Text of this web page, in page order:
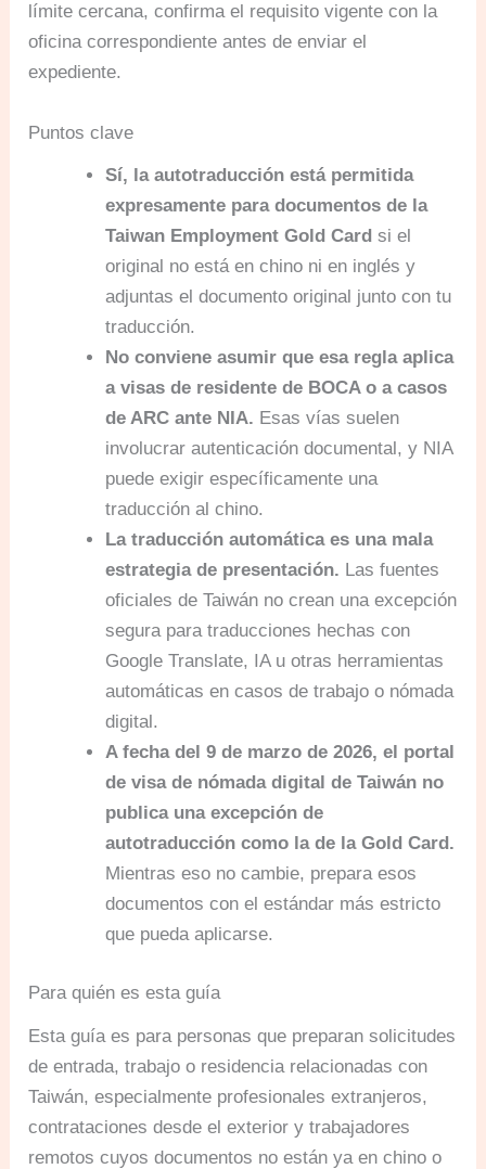
límite cercana, confirma el requisito vigente con la
oficina correspondiente antes de enviar el
expediente.
Puntos clave
Sí, la autotraducción está permitida
expresamente para documentos de la
Taiwan Employment Gold Card si el
original no está en chino ni en inglés y
adjuntas el documento original junto con tu
traducción.
No conviene asumir que esa regla aplica
a visas de residente de BOCA o a casos
de ARC ante NIA. Esas vías suelen
involucrar autenticación documental, y NIA
puede exigir específicamente una
traducción al chino.
La traducción automática es una mala
estrategia de presentación. Las fuentes
oficiales de Taiwán no crean una excepción
segura para traducciones hechas con
Google Translate, IA u otras herramientas
automáticas en casos de trabajo o nómada
digital.
A fecha del 9 de marzo de 2026, el portal
de visa de nómada digital de Taiwán no
publica una excepción de
autotraducción como la de la Gold Card.
Mientras eso no cambie, prepara esos
documentos con el estándar más estricto
que pueda aplicarse.
Para quién es esta guía
Esta guía es para personas que preparan solicitudes
de entrada, trabajo o residencia relacionadas con
Taiwán, especialmente profesionales extranjeros,
contrataciones desde el exterior y trabajadores
remotos cuyos documentos no están ya en chino o